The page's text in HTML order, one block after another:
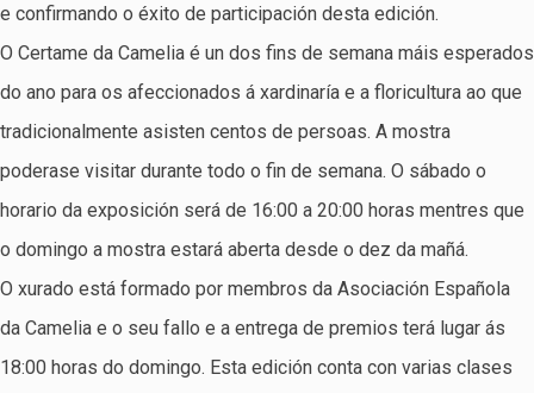
e confirmando o éxito de participación desta edición.
O Certame da Camelia é un dos fins de semana máis esperados
do ano para os afeccionados á xardinaría e a floricultura ao que
tradicionalmente asisten centos de persoas. A mostra
poderase visitar durante todo o fin de semana. O sábado o
horario da exposición será de 16:00 a 20:00 horas mentres que
o domingo a mostra estará aberta desde o dez da mañá.
O xurado está formado por membros da Asociación Española
da Camelia e o seu fallo e a entrega de premios terá lugar ás
18:00 horas do domingo. Esta edición conta con varias clases